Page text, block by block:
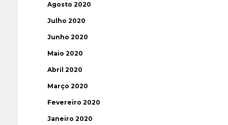
Agosto 2020
Julho 2020
Junho 2020
Maio 2020
Abril 2020
Março 2020
Fevereiro 2020
Janeiro 2020